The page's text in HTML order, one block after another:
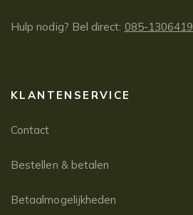
Hulp nodig? Bel direct: 085-1306419
KLANTENSERVICE
Contact
Bestellen & betalen
Betaalmogelijkheden